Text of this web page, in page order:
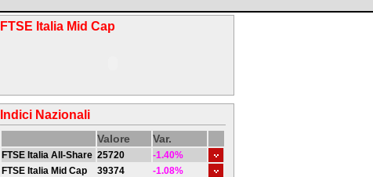
FTSE Italia Mid Cap
Indici Nazionali
Valore Var.
FTSE Italia All-Share 25720
-1.40%
FTSE Italia Mid Cap
39374
-1.08%